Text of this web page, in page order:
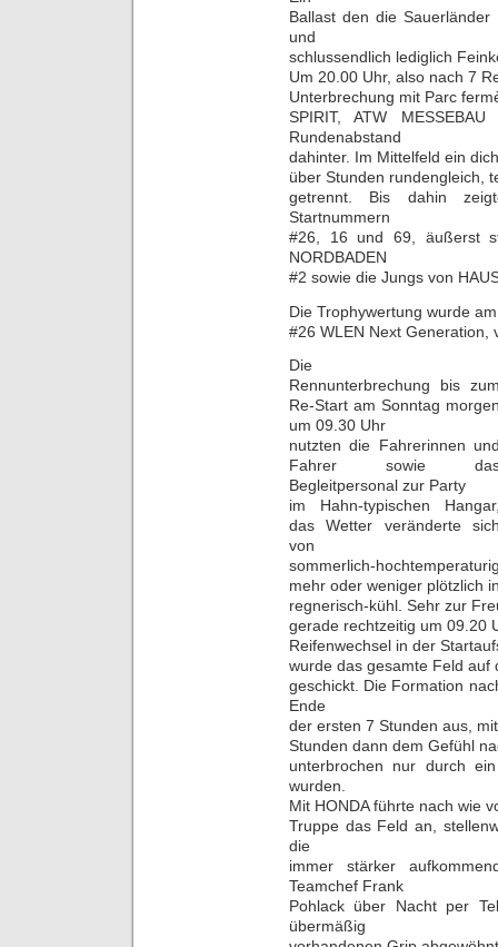
Ballast den die
und
schlussendlich lediglich
Um 20.00 Uhr, also nach 7
Unterbrechung mit Parc
SPIRIT, ATW
Rundenabstand
dahinter. Im Mittelfeld ein
über Stunden rundengleich,
getrennt. Bis dahin
Startnummern
#26, 16 und 69, äußerst
NORDBADEN
#2 sowie die Jungs von
Die Trophywertung wurde
#26 WLEN Next Generation,
Die
Rennunterbrechung bis
Re-Start am Sonntag
um 09.30 Uhr
nutzten die Fahrerinnen
Fahrer sowie
Begleitpersonal zur Party
im Hahn-typischen
das Wetter veränderte
von
sommerlich-
mehr oder weniger plötzlich
regnerisch-kühl. Sehr zur
gerade rechtzeitig um 09.20
Reifenwechsel in der
wurde das gesamte Feld auf
geschickt. Die Formation
Ende
der ersten 7 Stunden aus,
Stunden dann dem Gefühl
unterbrochen nur durch
wurden.
Mit HONDA führte nach wie
Truppe das Feld an,
die
immer stärker
Teamchef Frank
Pohlack über Nacht per
übermäßig